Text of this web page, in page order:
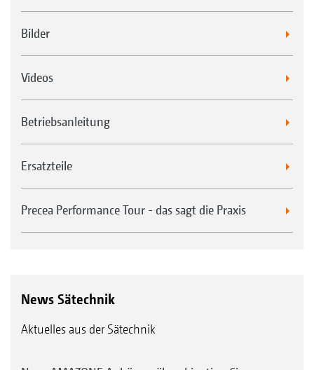
Bilder
Videos
Betriebsanleitung
Ersatzteile
Precea Performance Tour - das sagt die Praxis
News Sätechnik
Aktuelles aus der Sätechnik